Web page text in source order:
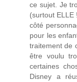
ce sujet. Je
(surtout ELLE
côté
pour les
traitement de
être voulu
certaines
Disney a